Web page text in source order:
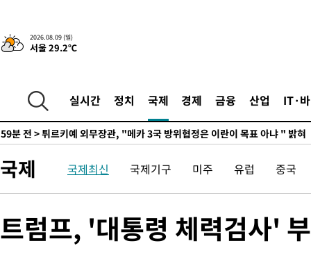
2026.08.09 (일)
서울 29.2℃
실시간 정치 국제 경제 금융 산업 IT·
-18434초 전 >손흥민, 68분 뛰고 2경기 침묵…LAFC, 톨루카에 1-0 승리(종
-17706초 전 >'2경기 연속 침묵' 손흥민, 톨루카전 68분만 뛰고 슈팅 0개
-3340초 전 >
'여긴 20도, 저긴 50도'…열화상 카메라로 본 폭염 저감시설 '온
-2811초 전 >
59분 전 >튀르키예 외무장관, "메카 3국 방위협정은 이란이 목표 아냐 " 밝혀
2시간 전 >
[속보]美중부 사령관, 이스라엘 긴급방문 다중화된 전선 상황 논의
3시간 전 >美 국방부, 켄달 전 공군장관 보안허가 취소…“에어포스원 기밀정
3시간 전 >“美 이란전 무기 소진…북한과 분쟁시 주한 미군 취약해질 수 있어”
"일본축구협회, 대한축구협회 성 접대 의혹 심판 조사"
국제 국제최신 국제기구 미주 유럽 중국
트럼프, '대통령 체력검사'